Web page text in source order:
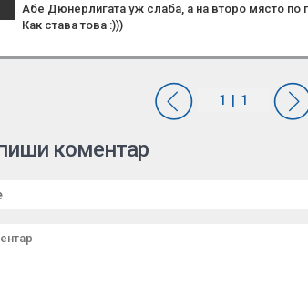
Абе Дюнерлигата уж слаба, а на второ място по
Как става това :)))
коментар